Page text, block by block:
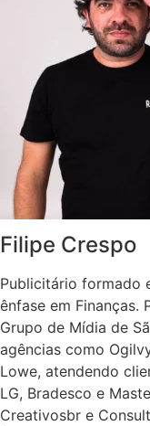
Filipe Crespo
Publicitário formado
ênfase em
Grupo de Mídia de
agências como
Lowe, atendendo
LG, Bradesco e
Creativosbr e